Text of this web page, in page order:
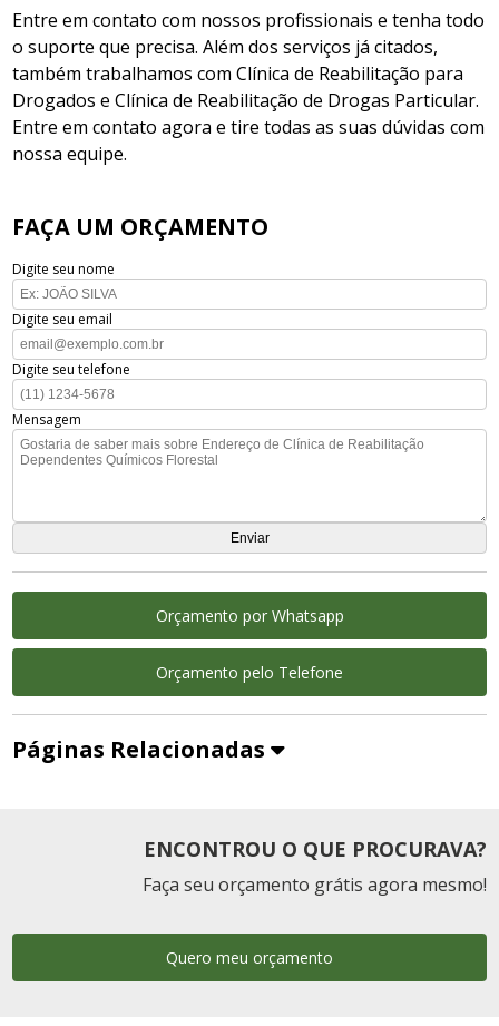
Entre em contato com nossos profissionais e tenha todo
o suporte que precisa. Além dos serviços já citados,
também trabalhamos com Clínica de Reabilitação para
Drogados e Clínica de Reabilitação de Drogas Particular.
Entre em contato agora e tire todas as suas dúvidas com
nossa equipe.
FAÇA UM ORÇAMENTO
Digite seu nome
Digite seu email
Digite seu telefone
Mensagem
Orçamento por Whatsapp
Orçamento pelo Telefone
Páginas Relacionadas
ENCONTROU O QUE PROCURAVA?
Faça seu orçamento grátis agora mesmo!
Quero meu orçamento